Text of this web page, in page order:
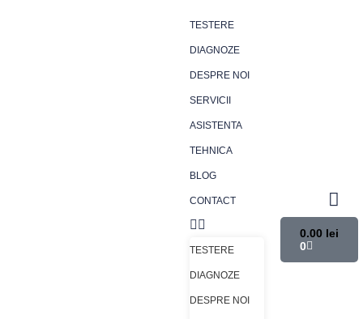
TESTERE
DIAGNOZE
DESPRE NOI
SERVICII
ASISTENTA
TEHNICA
BLOG
CONTACT
TESTERE
DIAGNOZE
DESPRE NOI
0.00 lei
0